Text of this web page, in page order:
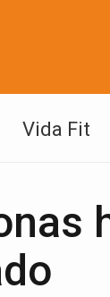
Vida Fit